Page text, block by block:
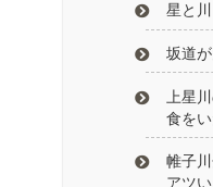
星と
坂道
上星
食をい
帷子
アツい